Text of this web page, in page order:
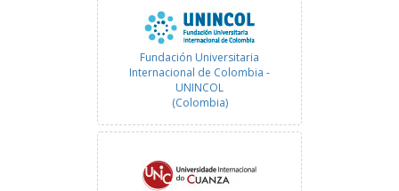
Fundación Universitaria
Internacional de Colombia -
UNINCOL
(Colombia)